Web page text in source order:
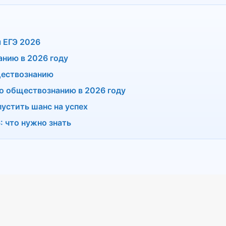
ЕГЭ 2026
в 2026 году
обществознанию в 2026 году
шанс на успех
что нужно знать